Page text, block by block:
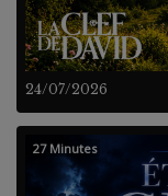
24/07/2026
27 Minutes